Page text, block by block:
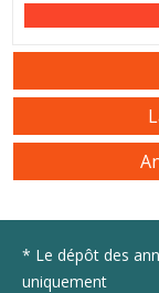
* Le dépôt des
uniquement